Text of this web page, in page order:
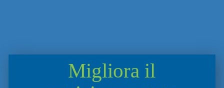
Migliora il